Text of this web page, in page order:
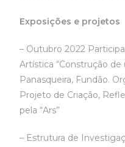
Exposições e projetos
– Outubro 2022
Artística “Construção de
Panasqueira, Fundão.
Projeto de Criação,
pela “Ars”
– Estrutura de